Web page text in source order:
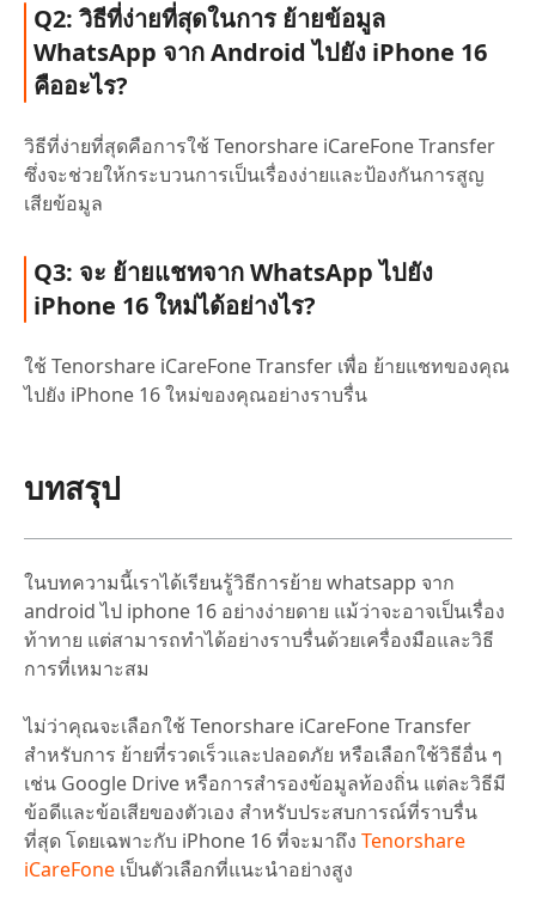
Q2: วิธีที่ง่ายที่สุดในการ ย้ายข้อมูล
WhatsApp จาก Android ไปยัง iPhone 16
คืออะไร?
วิธีที่ง่ายที่สุดคือการใช้ Tenorshare iCareFone Transfer
ซึ่งจะช่วยให้กระบวนการเป็นเรื่องง่ายและป้องกันการสูญ
เสียข้อมูล
Q3: จะ ย้ายแชทจาก WhatsApp ไปยัง
iPhone 16 ใหม่ได้อย่างไร?
ใช้ Tenorshare iCareFone Transfer เพื่อ ย้ายแชทของคุณ
ไปยัง iPhone 16 ใหม่ของคุณอย่างราบรื่น
บทสรุป
ในบทความนี้เราได้เรียนรู้วิธีการย้าย whatsapp จาก
android ไป iphone 16 อย่างง่ายดาย แม้ว่าจะอาจเป็นเรื่อง
ท้าทาย แต่สามารถทำได้อย่างราบรื่นด้วยเครื่องมือและวิธี
การที่เหมาะสม
ไม่ว่าคุณจะเลือกใช้ Tenorshare iCareFone Transfer
สำหรับการ ย้ายที่รวดเร็วและปลอดภัย หรือเลือกใช้วิธีอื่น ๆ
เช่น Google Drive หรือการสำรองข้อมูลท้องถิ่น แต่ละวิธีมี
ข้อดีและข้อเสียของตัวเอง สำหรับประสบการณ์ที่ราบรื่น
ที่สุด โดยเฉพาะกับ iPhone 16 ที่จะมาถึง Tenorshare
iCareFone เป็นตัวเลือกที่แนะนำอย่างสูง